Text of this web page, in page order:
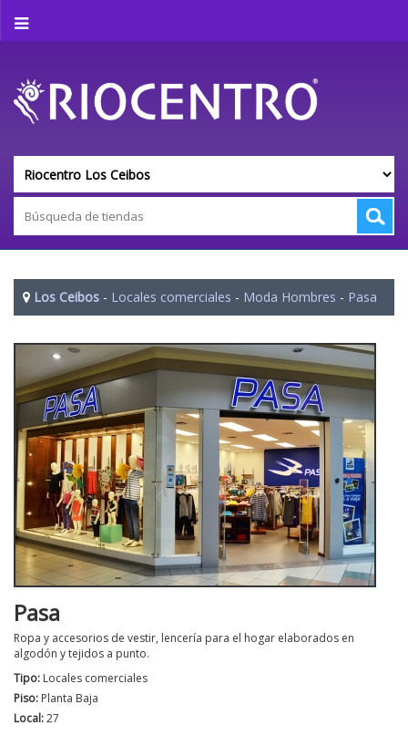
Los Ceibos - Locales comerciales - Moda Hombres - Pasa
Pasa
Ropa y accesorios de vestir, lencería para el hogar elaborados en
algodón y tejidos a punto.
Tipo: Locales comerciales
Piso: Planta Baja
Local:27